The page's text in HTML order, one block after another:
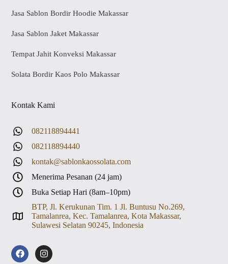
Jasa Sablon Bordir Hoodie Makassar
Jasa Sablon Jaket Makassar
Tempat Jahit Konveksi Makassar
Solata Bordir Kaos Polo Makassar
Kontak Kami
082118894441
082118894440
kontak@sablonkaossolata.com
Menerima Pesanan (24 jam)
Buka Setiap Hari (8am–10pm)
BTP, Jl. Kerukunan Tim. 1 Jl. Buntusu No.269,
Tamalanrea, Kec. Tamalanrea, Kota Makassar,
Sulawesi Selatan 90245, Indonesia